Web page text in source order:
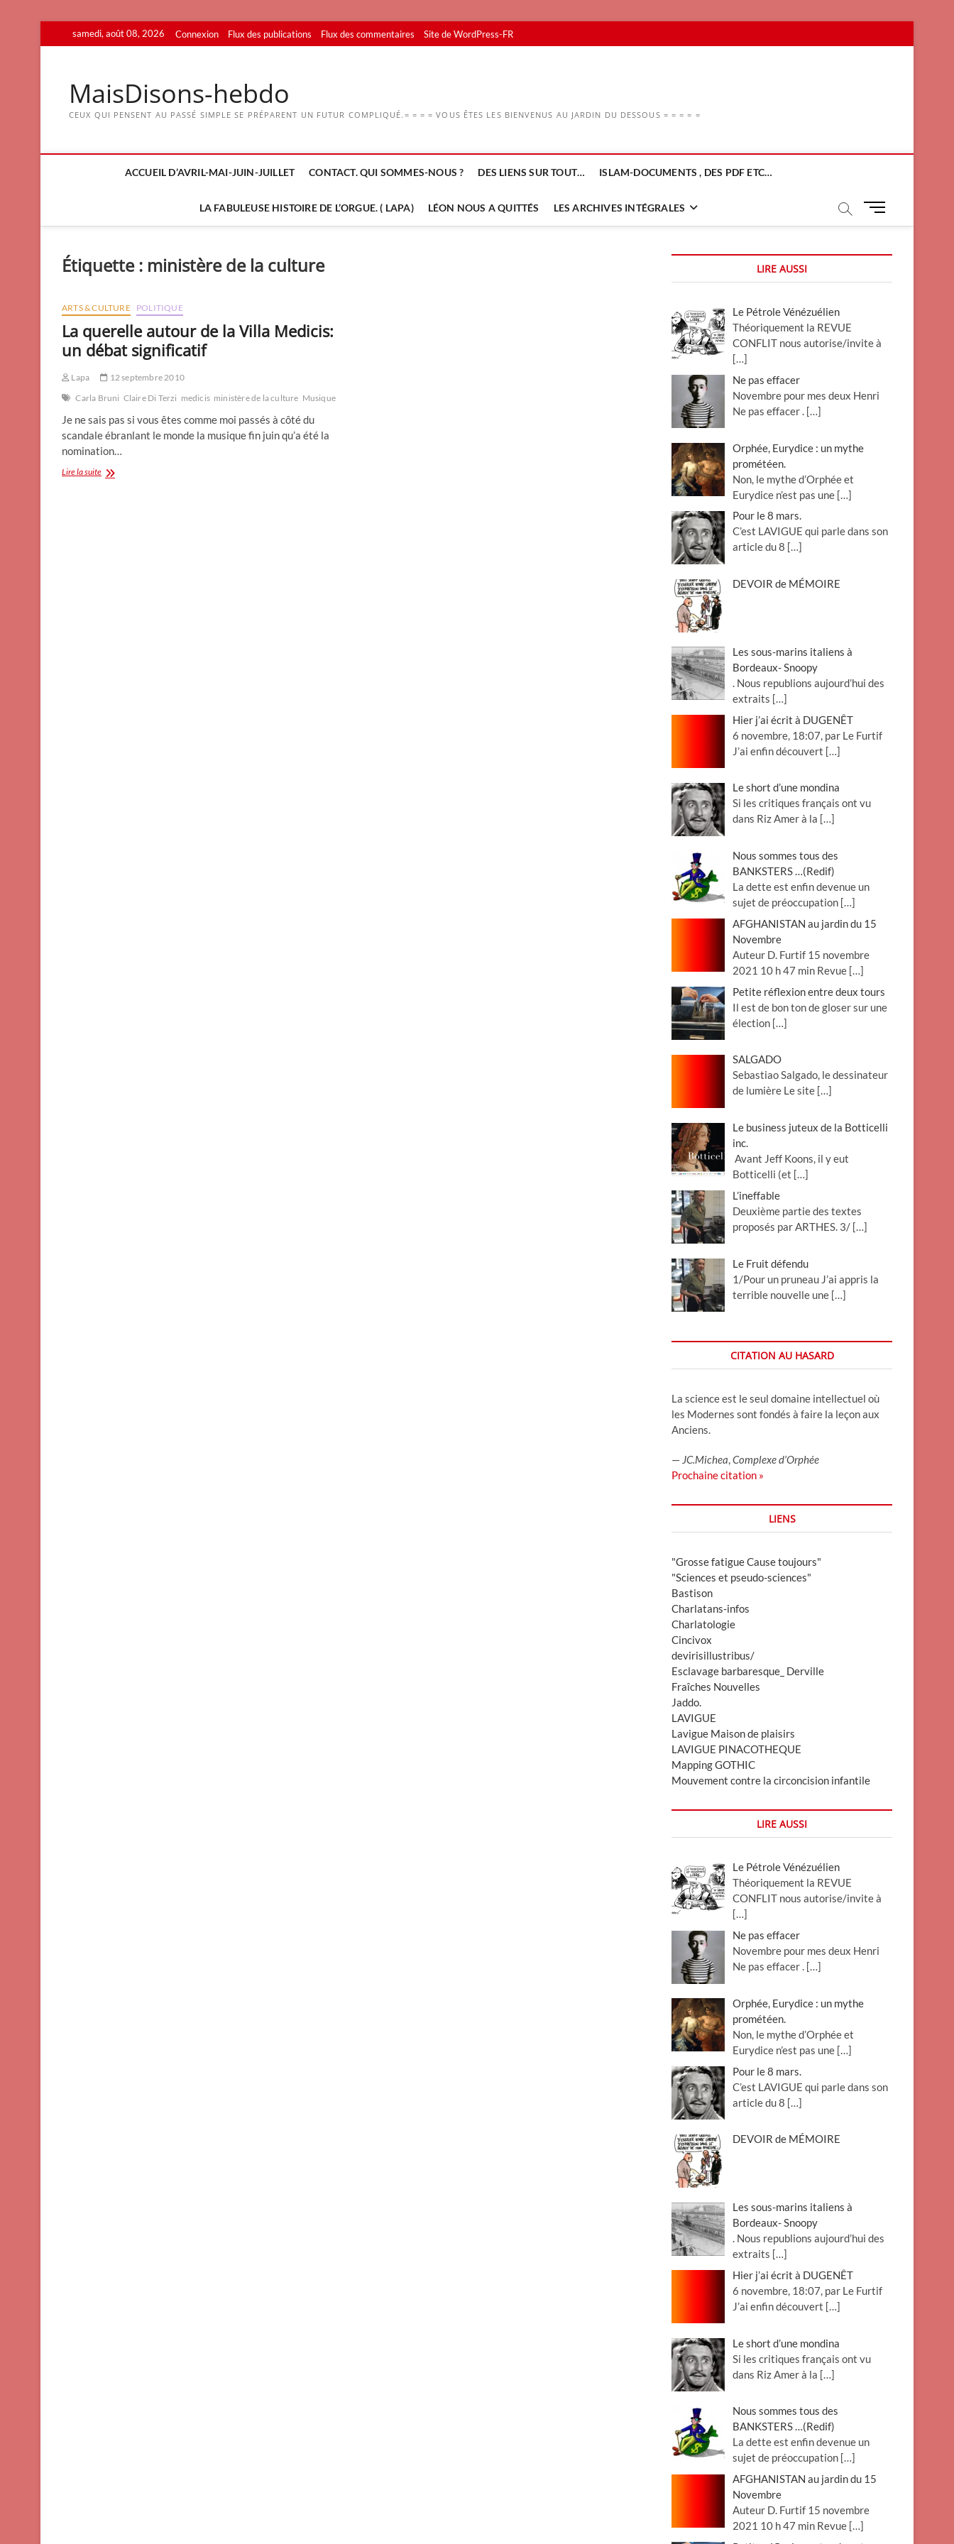
to
samedi, août 08, 2026 Connexion Flux des publications Flux des commentaires Site de WordPress-FR
MaisDisons-hebdo
CEUX QUI PENSENT AU PASSÉ SIMPLE SE PRÉPARENT UN FUTUR COMPLIQUÉ.= = = = VOUS ÊTES LES BIENVENUS AU JARDIN DU DESSOUS = = = = =
ACCUEIL D’AVRIL-MAI-JUIN-JUILLET CONTACT. QUI SOMMES-NOUS ? DES LIENS SUR TOUT… ISLAM-DOCUMENTS , DES PDF ETC…
LA FABULEUSE HISTOIRE DE L’ORGUE. ( LAPA) LÉON NOUS A QUITTÉS LES ARCHIVES INTÉGRALES
M
u
u
n
Étiquette : ministère de la culture
ARTS & CULTURE POLITIQUE
La querelle autour de la Villa Medicis:
un débat significatif
Lapa
12 septembre 2010
Carla Bruni Claire Di Terzi medicis ministère de la culture Musique
Je ne sais pas si vous êtes comme moi passés à côté du
scandale ébranlant le monde la musique fin juin qu’a été la
nomination…
Lire la suiteLa
LIRE AUSSI
Le Pétrole Vénézuélien
Théoriquement la REVUE
CONFLIT nous autorise/invite à
[…]
Ne pas effacer
Novembre pour mes deux Henri
Ne pas effacer . […]
Orphée, Eurydice : un mythe
prométéen.
Non, le mythe d’Orphée et
Eurydice n’est pas une […]
Pour le 8 mars.
C’est LAVIGUE qui parle dans son
article du 8 […]
DEVOIR de MÉMOIRE
Les sous-marins italiens à
Bordeaux- Snoopy
. Nous republions aujourd’hui des
extraits […]
Hier j’ai écrit à DUGENÊT
6 novembre, 18:07, par Le Furtif
J’ai enfin découvert […]
Le short d’une mondina
Si les critiques français ont vu
dans Riz Amer à la […]
Nous sommes tous des
BANKSTERS …(Redif)
La dette est enfin devenue un
sujet de préoccupation […]
AFGHANISTAN au jardin du 15
Novembre
Auteur D. Furtif 15 novembre
2021 10 h 47 min Revue […]
Petite réflexion entre deux tours
Il est de bon ton de gloser sur une
élection […]
SALGADO
Sebastiao Salgado, le dessinateur
de lumière Le site […]
Le business juteux de la Botticelli
inc.
Avant Jeff Koons, il y eut
Botticelli (et […]
L’ineffable
Deuxième partie des textes
proposés par ARTHES. 3/ […]
Le Fruit défendu
1/Pour un pruneau J’ai appris la
terrible nouvelle une […]
CITATION AU HASARD
La science est le seul domaine intellectuel où
les Modernes sont fondés à faire la leçon aux
Anciens.
— JC.Michea,Complexe d’Orphée
Prochaine citation »
LIENS
"Grosse fatigue Cause toujours"
"Sciences et pseudo-sciences"
Bastison
Charlatans-infos
Charlatologie
Cincivox
devirisillustribus/
Esclavage barbaresque_ Derville
Fraîches Nouvelles
Jaddo.
LAVIGUE
Lavigue Maison de plaisirs
LAVIGUE PINACOTHEQUE
Mapping GOTHIC
Mouvement contre la circoncision infantile
LIRE AUSSI
Le Pétrole Vénézuélien
Théoriquement la REVUE
CONFLIT nous autorise/invite à
[…]
Ne pas effacer
Novembre pour mes deux Henri
Ne pas effacer . […]
Orphée, Eurydice : un mythe
prométéen.
Non, le mythe d’Orphée et
Eurydice n’est pas une […]
Pour le 8 mars.
C’est LAVIGUE qui parle dans son
article du 8 […]
DEVOIR de MÉMOIRE
Les sous-marins italiens à
Bordeaux- Snoopy
. Nous republions aujourd’hui des
extraits […]
Hier j’ai écrit à DUGENÊT
6 novembre, 18:07, par Le Furtif
J’ai enfin découvert […]
Le short d’une mondina
Si les critiques français ont vu
dans Riz Amer à la […]
Nous sommes tous des
BANKSTERS …(Redif)
La dette est enfin devenue un
sujet de préoccupation […]
AFGHANISTAN au jardin du 15
Novembre
Auteur D. Furtif 15 novembre
2021 10 h 47 min Revue […]